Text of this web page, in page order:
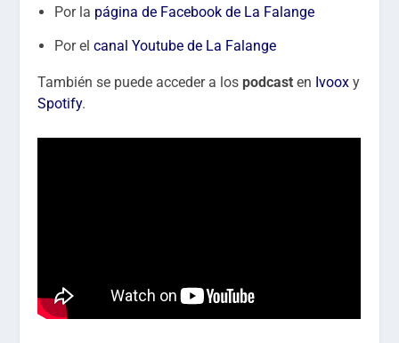
Por la página de Facebook de La Falange
Por el canal Youtube de La Falange
También se puede acceder a los podcast en Ivoox y
Spotify.